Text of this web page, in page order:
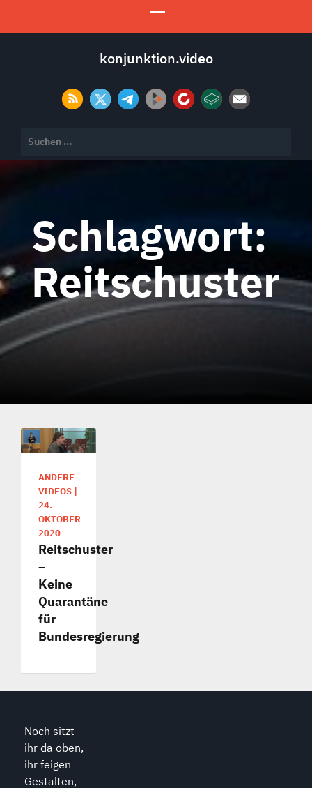
konjunktion.video
nach:
Schlagwort:
Reitschuster
ANDERE
VIDEOS |
24.
OKTOBER
2020
Reitschuster
–
Keine
Quarantäne
für
Bundesregierung
Noch sitzt
ihr da oben,
ihr feigen
Gestalten,